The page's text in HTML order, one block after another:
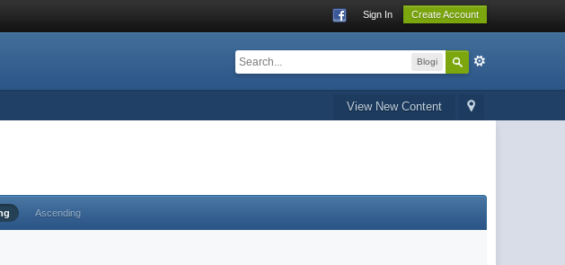
Sign In Create Account
Blogi
View New Content
Ascending